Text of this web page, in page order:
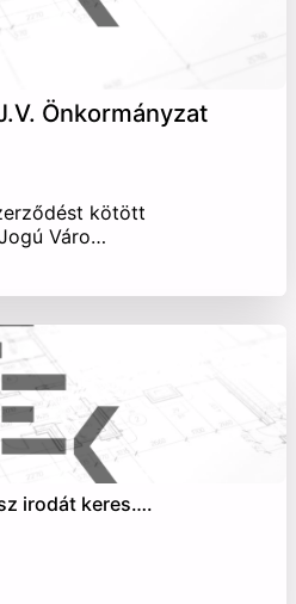
Önkormányzat
kötött
Váro…
irodát keres….